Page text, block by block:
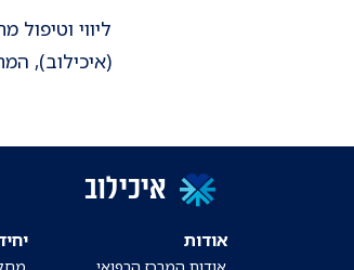
ליווי
(איכילוב),
איכילוב
אודות